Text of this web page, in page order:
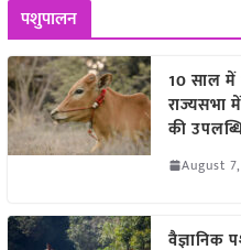
पशुपालन
10 साल में
राज्यसभा
की
August
वैज्ञानिक